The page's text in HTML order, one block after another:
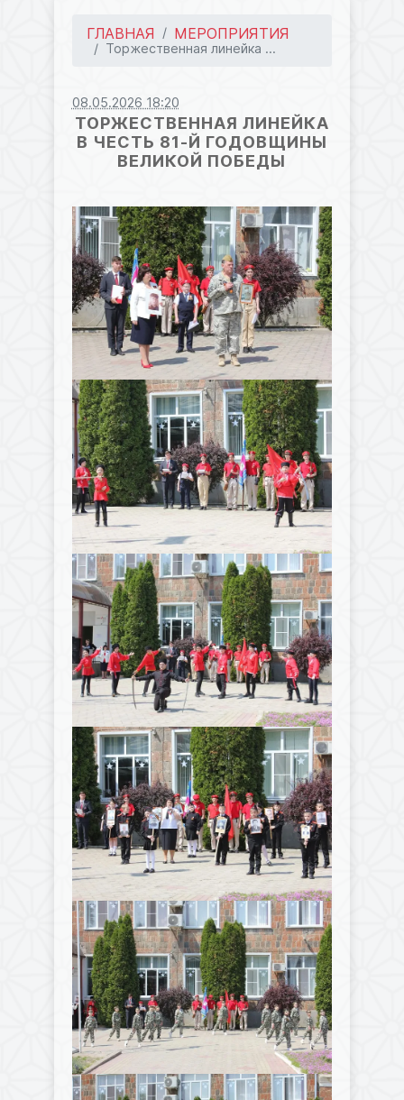
ГЛАВНАЯ МЕРОПРИЯТИЯ
Торжественная линейка ...
08.05.2026 18:20
ТОРЖЕСТВЕННАЯ ЛИНЕЙКА
В ЧЕСТЬ 81-Й ГОДОВЩИНЫ
ВЕЛИКОЙ ПОБЕДЫ